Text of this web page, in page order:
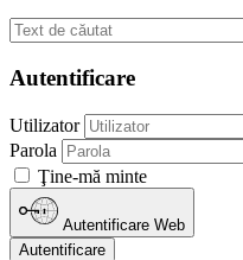
Autentificare
Utilizator
Parola
Ţine-mă minte
Autentificare Web
Autentificare